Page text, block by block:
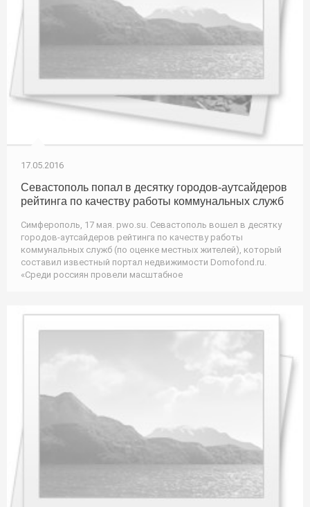
17.05.2016
Севастополь попал в десятку городов-аутсайдеров
рейтинга по качеству работы коммунальных служб
Симферополь, 17 мая. pwo.su. Севастополь вошел в десятку
городов-аутсайдеров рейтинга по качеству работы
коммунальных служб (по оценке местных жителей), который
составил известный портал недвижимости Domofond.ru.
«Среди россиян провели масштабное